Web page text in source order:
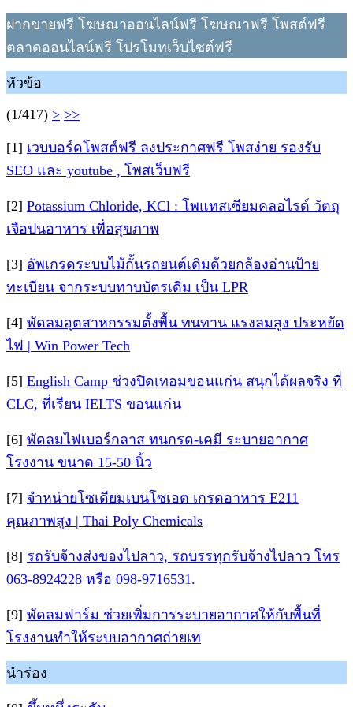
ฝากขายฟรี โฆษณาออนไลน์ฟรี โฆษณาฟรี โพสต์ฟรี
ตลาดออนไลน์ฟรี โปรโมทเว็บไซต์ฟรี
หัวข้อ
(1/417) > >>
[1] เวบบอร์ดโพสต์ฟรี ลงประกาศฟรี โพสง่าย รองรับ
SEO และ youtube , โพสเว็บฟรี
[2] Potassium Chloride, KCl : โพแทสเซียมคลอไรด์ วัตถุ
เจือปนอาหาร เพื่อสุขภาพ
[3] อัพเกรดระบบไม้กั้นรถยนต์เดิมด้วยกล้องอ่านป้าย
ทะเบียน จากระบบทาบบัตรเดิม เป็น LPR
[4] พัดลมอุตสาหกรรมตั้งพื้น ทนทาน แรงลมสูง ประหยัด
ไฟ | Win Power Tech
[5] English Camp ช่วงปิดเทอมขอนแก่น สนุกได้ผลจริง ที่
CLC, ที่เรียน IELTS ขอนแก่น
[6] พัดลมไฟเบอร์กลาส ทนกรด-เคมี ระบายอากาศ
โรงงาน ขนาด 15-50 นิ้ว
[7] จำหน่ายโซเดียมเบนโซเอต เกรดอาหาร E211
คุณภาพสูง | Thai Poly Chemicals
[8] รถรับจ้างส่งของไปลาว, รถบรรทุกรับจ้างไปลาว โทร
063-8924228 หรือ 098-9716531.
[9] พัดลมฟาร์ม ช่วยเพิ่มการระบายอากาศให้กับพื้นที่
โรงงานทำให้ระบบอากาศถ่ายเท
นำร่อง